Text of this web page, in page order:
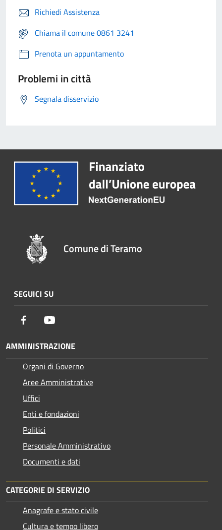
Richiedi Assistenza
Chiama il comune 0861 3241
Prenota un appuntamento
Problemi in città
Segnala disservizio
Comune di Teramo
SEGUICI SU
Facebook
AMMINISTRAZIONE
Organi di Governo
Aree Amministrative
Uffici
Enti e fondazioni
Politici
Personale Amministrativo
Documenti e dati
CATEGORIE DI SERVIZIO
Anagrafe e stato civile
Cultura e tempo libero